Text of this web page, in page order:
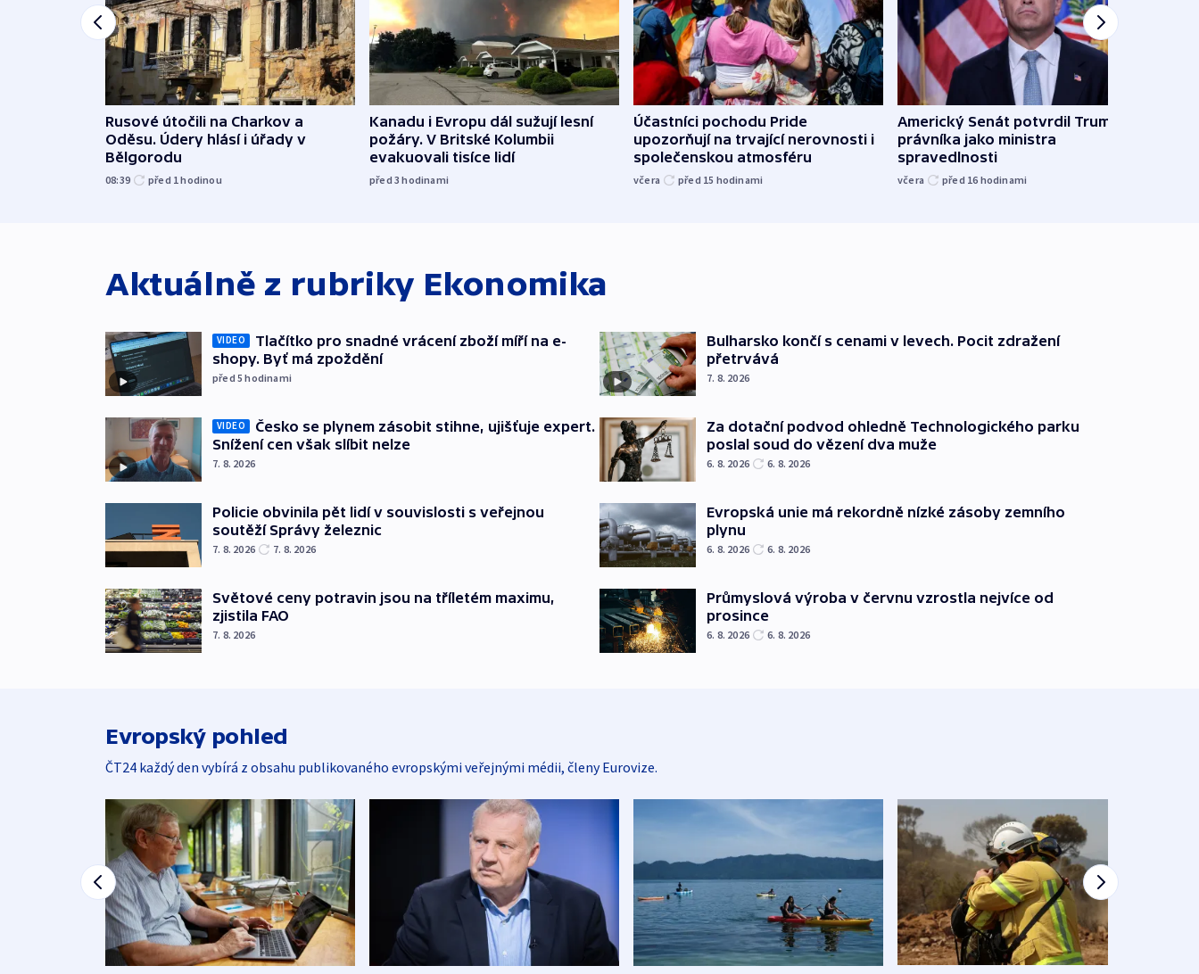
Rusové útočili na Charkov a
Oděsu. Údery hlásí i úřady v
Bělgorodu
08:39 před 1hodinou
Kanadu i Evropu dál sužují lesní
požáry. V Britské Kolumbii
evakuovali tisíce lidí
před 3hodinami
Účastníci pochodu Pride
upozorňují na trvající nerovnosti i
společenskou atmosféru
včera před 15 hodinami
Americký Senát potvrdil Trumpova
právníka jako ministra
spravedlnosti
včera před 16 hodinami
Aktuálně z rubriky Ekonomika
VIDEO
Tlačítko pro snadné vrácení zboží míří na e-
shopy. Byť má zpoždění
před 5hodinami
VIDEO
Česko se plynem zásobit stihne, ujišťuje expert.
Snížení cen však slíbit nelze
7. 8. 2026
Policie obvinila pět lidí v souvislosti s veřejnou
soutěží Správy železnic
7. 8. 2026 7. 8. 2026
Světové ceny potravin jsou na tříletém maximu,
zjistila FAO
7. 8. 2026
Bulharsko končí s cenami v levech. Pocit zdražení
přetrvává
7. 8. 2026
Za dotační podvod ohledně Technologického parku
poslal soud do vězení dva muže
6. 8. 2026 6. 8. 2026
Evropská unie má rekordně nízké zásoby zemního
plynu
6. 8. 2026 6. 8. 2026
Průmyslová výroba v červnu vzrostla nejvíce od
prosince
6. 8. 2026 6. 8. 2026
Evropský pohled
ČT24 každý den vybírá z obsahu publikovaného evropskými veřejnými médii, členy Eurovize.